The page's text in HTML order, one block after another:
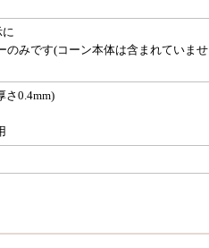
に
のみです(コーン本体は含まれていませ
さ0.4mm)